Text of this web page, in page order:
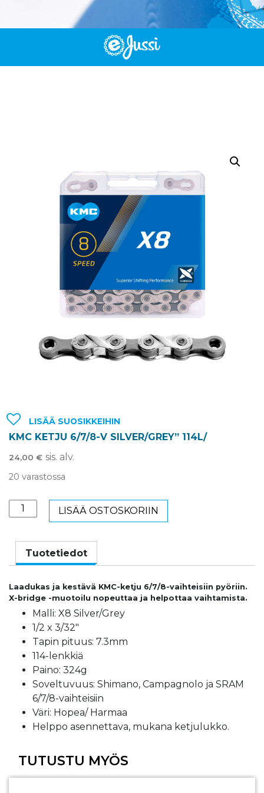
LISÄÄ SUOSIKKEIHIN
KMC KETJU 6/7/8-V SILVER/GREY” 114L/
24,00 € sis. alv.
20 varastossa
KMC
Ketju
Silver/Grey"
määrä
LISÄÄ OSTOSKORIIN
Tuotetiedot
Laadukas ja kestävä KMC-ketju 6/7/8-vaihteisiin pyöriin.
X-bridge -muotoilu nopeuttaa ja helpottaa vaihtamista.
Malli: X8 Silver/Grey
1/2 x 3/32″
Tapin pituus: 7.3mm
114-lenkkiä
Paino: 324g
Soveltuvuus: Shimano, Campagnolo ja SRAM
6/7/8-vaihteisiin
Väri: Hopea/ Harmaa
Helppo asennettava, mukana ketjulukko.
TUTUSTU MYÖS